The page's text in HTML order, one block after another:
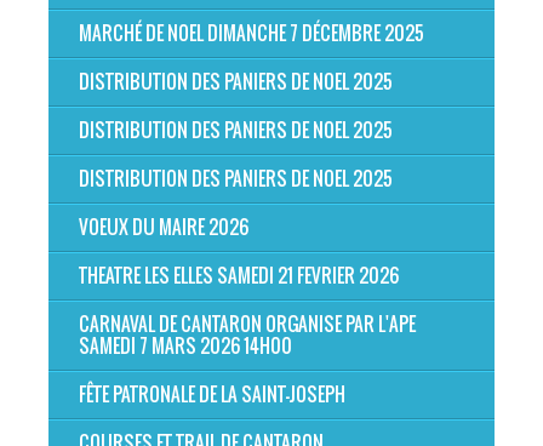
MARCHÉ DE NOEL DIMANCHE 7 DÉCEMBRE 2025
DISTRIBUTION DES PANIERS DE NOEL 2025
DISTRIBUTION DES PANIERS DE NOEL 2025
DISTRIBUTION DES PANIERS DE NOEL 2025
VOEUX DU MAIRE 2026
THEATRE LES ELLES SAMEDI 21 FEVRIER 2026
CARNAVAL DE CANTARON ORGANISE PAR L'APE
SAMEDI 7 MARS 2026 14H00
FÊTE PATRONALE DE LA SAINT-JOSEPH